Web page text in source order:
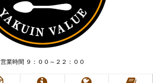
営業時間 ９：００～２２：００